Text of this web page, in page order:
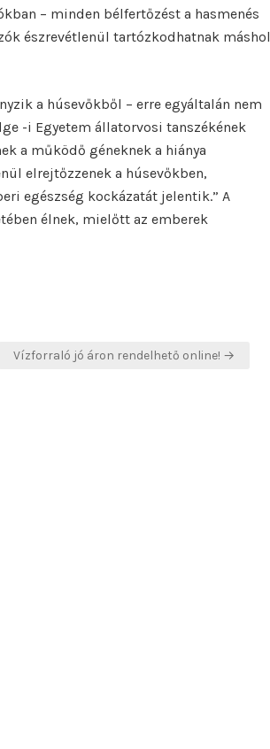
– minden bélfertőzést a hasmenés
észrevétlenül tartózkodhatnak máshol
a húsevőkből – erre egyáltalán nem
-i Egyetem állatorvosi tanszékének
a működő géneknek a hiánya
elrejtőzzenek a húsevőkben,
egészség kockázatát jelentik.” A
élnek, mielőtt az emberek
Vízforraló jó áron rendelhető online! →